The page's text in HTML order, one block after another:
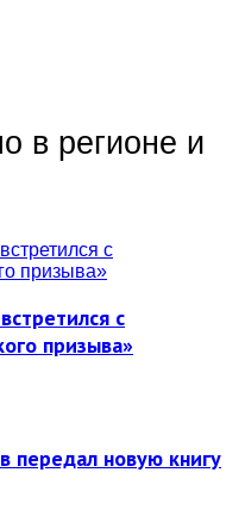
в регионе и
с
призыва»
передал новую книгу